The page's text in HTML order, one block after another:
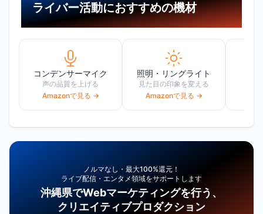
ライバー活動におすすめの機材
コンデンサーマイク
声の品質を上げる
Amazonで見る →
照明・リングライト
見た目の印象を変える
Amazonで見る →
ノルマなし・最大100%還元！
ライブ配信・エンタメ領域をサポートします
沖縄県でWebマーケティングを行う、
クリエイティブプロダクション